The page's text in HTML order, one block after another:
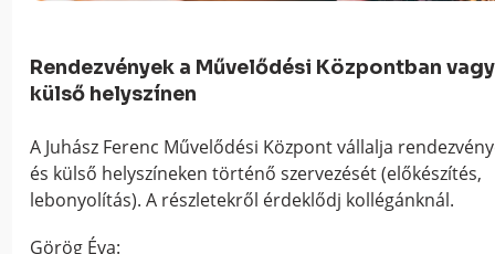
Rendezvények a Művelődési Központban
külső helyszínen
A Juhász Ferenc Művelődési Központ vállalja
és külső helyszíneken történő szervezését (előkészítés,
lebonyolítás). A részletekről érdeklődj kollégánknál.
Görög Éva: